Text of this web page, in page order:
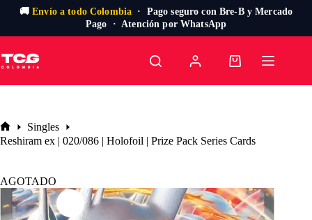
🚚Envío a todo Colombia · Pago seguro con Bre-B y Mercado
Pago · Atención por WhatsApp
al
contenido
Carro
Inicio
Singles
Reshiram ex | 020/086 | Holofoil | Prize Pack Series Cards
AGOTADO